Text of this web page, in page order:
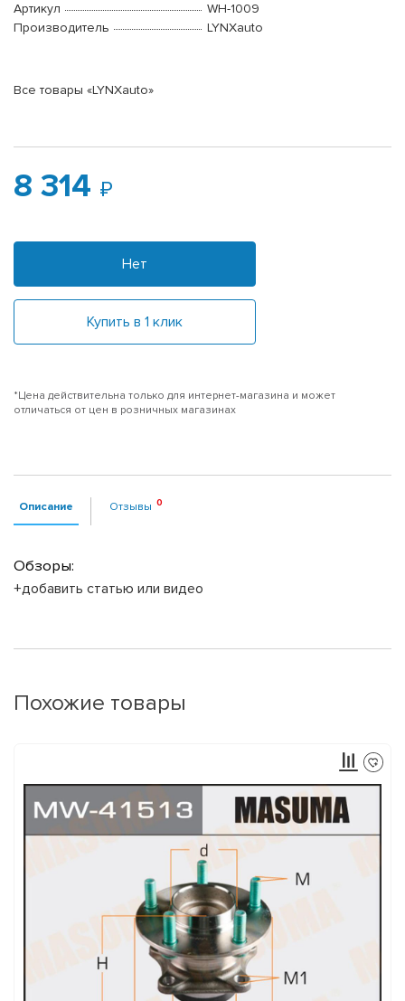
Артикул
WH-1009
Производитель
LYNXauto
Все товары «LYNXauto»
8 314
Нет
Купить в 1 клик
*Цена действительна только для интернет-магазина и может
отличаться от цен в розничных магазинах
Описание Отзывы
Обзоры:
+добавить статью или видео
Похожие товары